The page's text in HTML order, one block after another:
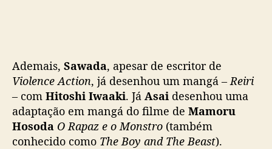
Ademais, Sawada, apesar de escritor de
Violence Action, já desenhou um mangá – Reiri
– com Hitoshi Iwaaki. Já Asai desenhou uma
adaptação em mangá do filme de Mamoru
Hosoda O Rapaz e o Monstro (também
conhecido como The Boy and The Beast).